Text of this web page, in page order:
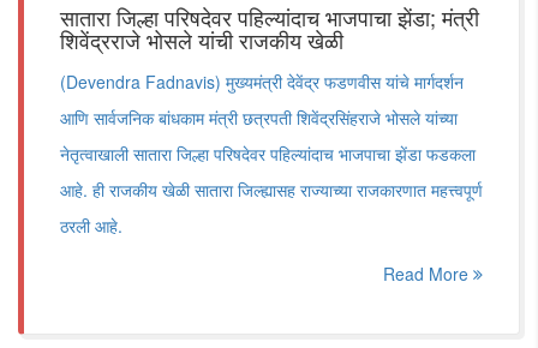
सातारा जिल्हा परिषदेवर पहिल्यांदाच भाजपाचा झेंडा; मंत्री
शिवेंद्रराजे भोसले यांची राजकीय खेळी
(Devendra Fadnavis) मुख्यमंत्री देवेंद्र फडणवीस यांचे मार्गदर्शन
आणि सार्वजनिक बांधकाम मंत्री छत्रपती शिवेंद्रसिंहराजे भोसले यांच्या
नेतृत्वाखाली सातारा जिल्हा परिषदेवर पहिल्यांदाच भाजपाचा झेंडा फडकला
आहे. ही राजकीय खेळी सातारा जिल्ह्यासह राज्याच्या राजकारणात महत्त्वपूर्ण
ठरली आहे.
Read More